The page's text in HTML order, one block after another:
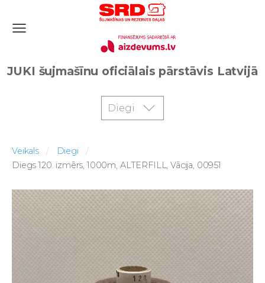
JUKI šujmašīnu oficiālais pārstāvis Latvijā
Diegi
Veikals
Diegi
Diegs 120. izmērs, 1000m, ALTERFILL, Vācija, 00951